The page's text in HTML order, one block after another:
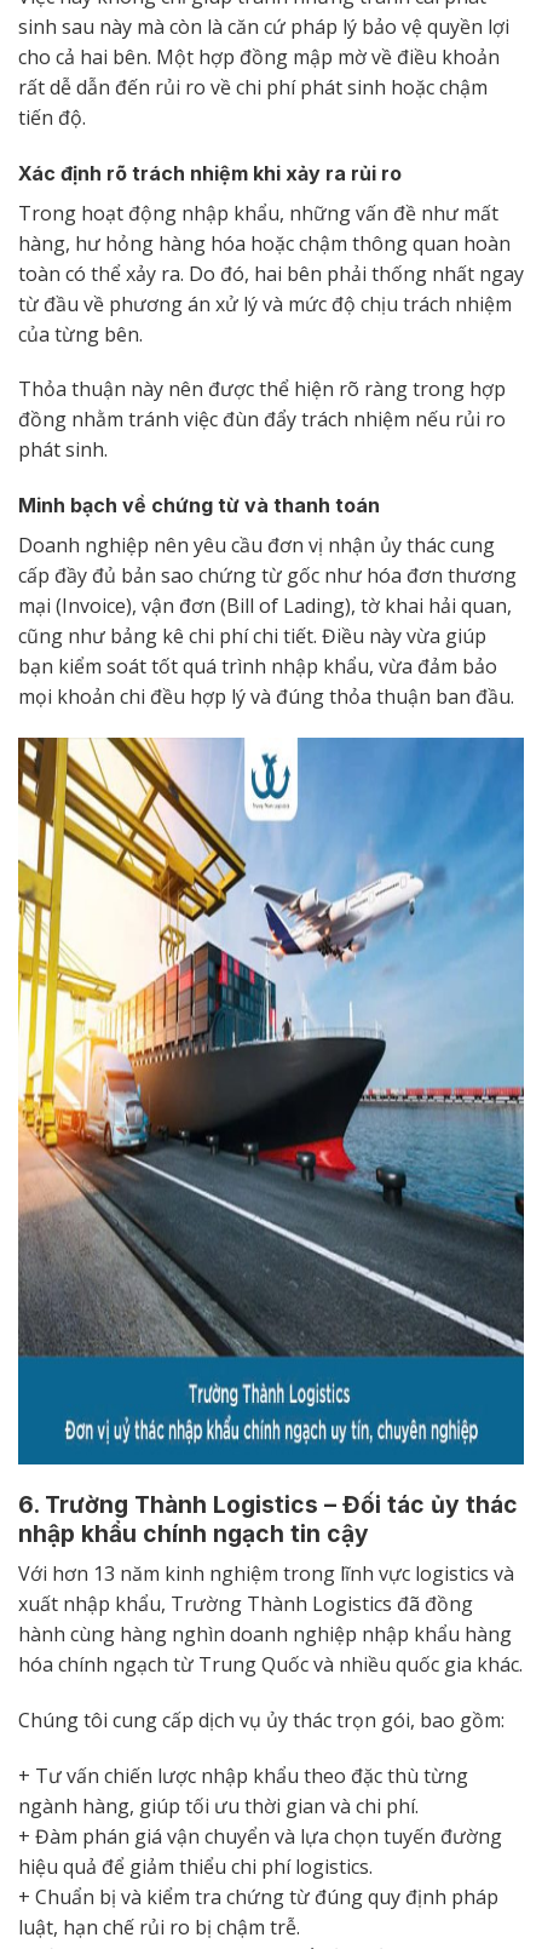
sinh sau này mà còn là căn cứ pháp lý bảo vệ quyền lợi
cho cả hai bên. Một hợp đồng mập mờ về điều khoản
rất dễ dẫn đến rủi ro về chi phí phát sinh hoặc chậm
tiến độ.
Xác định rõ trách nhiệm khi xảy ra rủi ro
Trong hoạt động nhập khẩu, những vấn đề như mất
hàng, hư hỏng hàng hóa hoặc chậm thông quan hoàn
toàn có thể xảy ra. Do đó, hai bên phải thống nhất ngay
từ đầu về phương án xử lý và mức độ chịu trách nhiệm
của từng bên.
Thỏa thuận này nên được thể hiện rõ ràng trong hợp
đồng nhằm tránh việc đùn đẩy trách nhiệm nếu rủi ro
phát sinh.
Minh bạch về chứng từ và thanh toán
Doanh nghiệp nên yêu cầu đơn vị nhận ủy thác cung
cấp đầy đủ bản sao chứng từ gốc như hóa đơn thương
mại (Invoice), vận đơn (Bill of Lading), tờ khai hải quan,
cũng như bảng kê chi phí chi tiết. Điều này vừa giúp
bạn kiểm soát tốt quá trình nhập khẩu, vừa đảm bảo
mọi khoản chi đều hợp lý và đúng thỏa thuận ban đầu.
6. Trường Thành Logistics – Đối tác ủy thác
nhập khẩu chính ngạch tin cậy
Với hơn 13 năm kinh nghiệm trong lĩnh vực logistics và
xuất nhập khẩu, Trường Thành Logistics đã đồng
hành cùng hàng nghìn doanh nghiệp nhập khẩu hàng
hóa chính ngạch từ Trung Quốc và nhiều quốc gia khác.
Chúng tôi cung cấp dịch vụ ủy thác trọn gói, bao gồm:
+ Tư vấn chiến lược nhập khẩu theo đặc thù từng
ngành hàng, giúp tối ưu thời gian và chi phí.
+ Đàm phán giá vận chuyển và lựa chọn tuyến đường
hiệu quả để giảm thiểu chi phí logistics.
+ Chuẩn bị và kiểm tra chứng từ đúng quy định pháp
luật, hạn chế rủi ro bị chậm trễ.